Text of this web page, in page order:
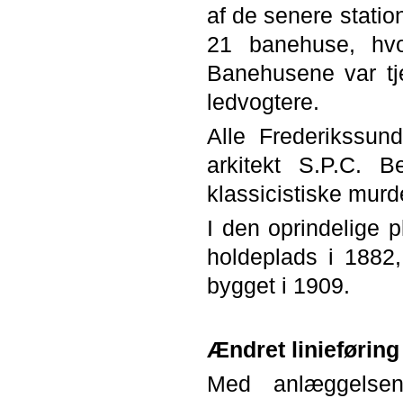
af de senere
21 banehuse,
Banehusene var
ledvogtere.
Alle
arkitekt S.P.C.
klassicistiske
I den oprindelige
holdeplads i
bygget i 1909.
Ændret linieføring
Med